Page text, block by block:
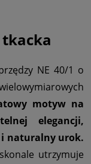
NE 40/1 o
motyw na
elegancji,
i naturalny urok.
utrzymuje